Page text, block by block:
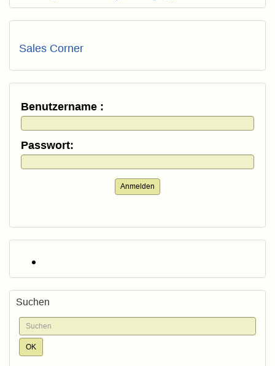
Sales Corner
Benutzername :
Passwort:
Anmelden
Suchen